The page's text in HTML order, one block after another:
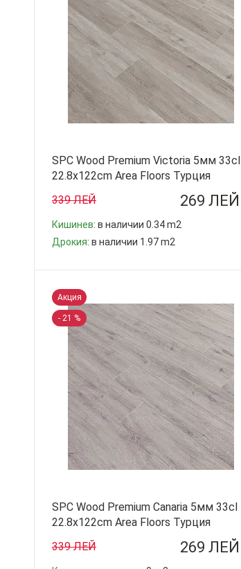
SPC Wood Premium Victoria 5мм 33cl
22.8x122cm Area Floors Турция
269 ЛЕЙ
339 ЛЕЙ
Кишинев: в наличии 0.34 m2
Дрокия: в наличии 1.97 m2
Акция
- 21 %
SPC Wood Premium Canaria 5мм 33cl
22.8x122cm Area Floors Турция
269 ЛЕЙ
339 ЛЕЙ